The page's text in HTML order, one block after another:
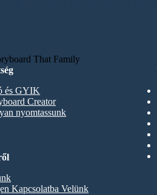
és GYIK
Creator
nyomtassunk
Kapcsolatba Velünk